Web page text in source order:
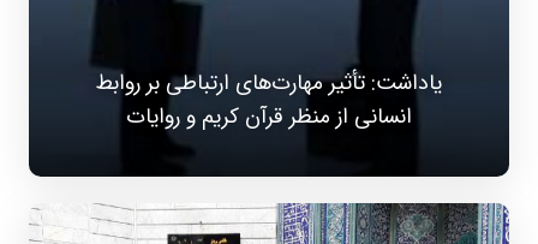
یاداشت: تأثیر مهارت‌های ارتباطی بر روابط
انسانی از منظر قرآن كریم و روایات